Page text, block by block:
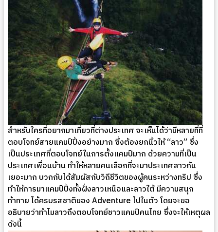
สำหรับใครที่อยากมาเที่ยวที่ต่างประเทศ จะเห็นได้ว่ามีหลายที่ที่
ตอบโจทย์สายแคมป์ปิ้งอย่างมาก ซึ่งต้องยกนิ้วให้ “ลาว” ซึ่ง
เป็นประเทศที่ตอบโจทย์ในการตั้งแคมป์มาก ด้วยความที่เป็น
ประเทศเพื่อนบ้าน ทำให้หลายคนเลือกที่จะมาประเทศลาวกัน
เยอะมาก บวกกับได้สัมผัสกับวิถีชีวิตของผู้คนระหว่างทริป ซึ่ง
ทำให้การมาแคมป์ปิ้งทั้งฝั่งลาวเหนือและลาวใต้ มีความสนุก
ท้าทาย ได้ครบรสชาติของ Adventure ไปในตัว โดยจะขอ
อธิบายว่าทำไมลาวถึงตอบโจทย์ชาวแคมป์คนไทย ซึ่งจะให้เหตุผล
ดังนี้